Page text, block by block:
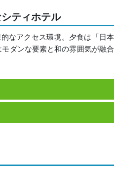
ティホテル
なアクセス環境。夕食は「日本
ダンな要素と和の雰囲気が融合